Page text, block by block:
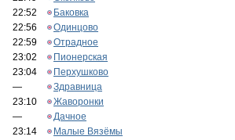
22:52
Баковка
22:56
Одинцово
22:59
Отрадное
23:02
Пионерская
23:04
Перхушково
—
Здравница
23:10
Жаворонки
—
Дачное
23:14
Малые Вязёмы